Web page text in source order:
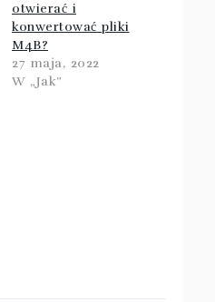
otwierać i
konwertować pliki
M4B?
27 maja, 2022
W „Jak”